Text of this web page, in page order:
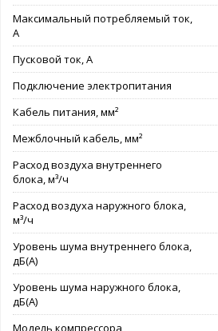
Максимальный потребляемый ток,
А
Пусковой ток, А
Подключение электропитания
Кабель питания, мм²
Межблочный кабель, мм²
Расход воздуха внутреннего
блока, м³/ч
Расход воздуха наружного блока,
м³/ч
Уровень шума внутреннего блока,
дБ(А)
Уровень шума наружного блока,
дБ(А)
Модель компрессора